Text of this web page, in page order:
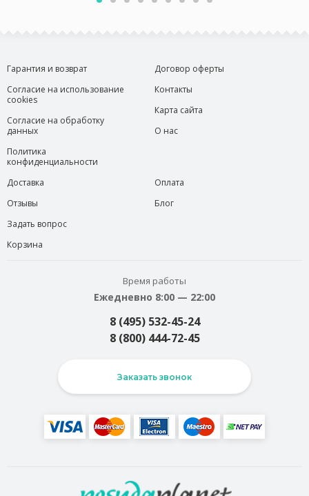
Гарантия и возврат
Согласие на использование
cookies
Согласие на обработку
данных
Политика
конфиденциальности
Договор оферты
Контакты
Карта сайта
О нас
Доставка
Отзывы
Задать вопрос
Корзина
Оплата
Блог
Время работы
Ежедневно 8:00 — 22:00
8 (495) 532-45-24
8 (800) 444-72-45
Заказать звонок